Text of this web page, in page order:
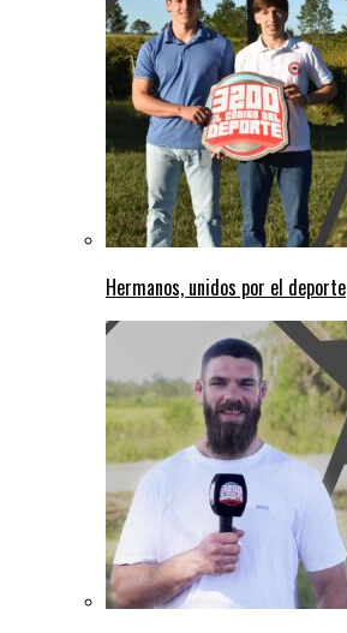
Hermanos, unidos por el deporte